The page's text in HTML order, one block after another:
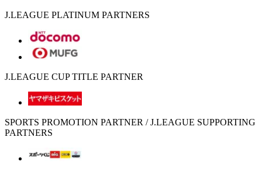
J.LEAGUE PLATINUM PARTNERS
J.LEAGUE CUP TITLE PARTNER
SPORTS PROMOTION PARTNER / J.LEAGUE SUPPORTING
PARTNERS